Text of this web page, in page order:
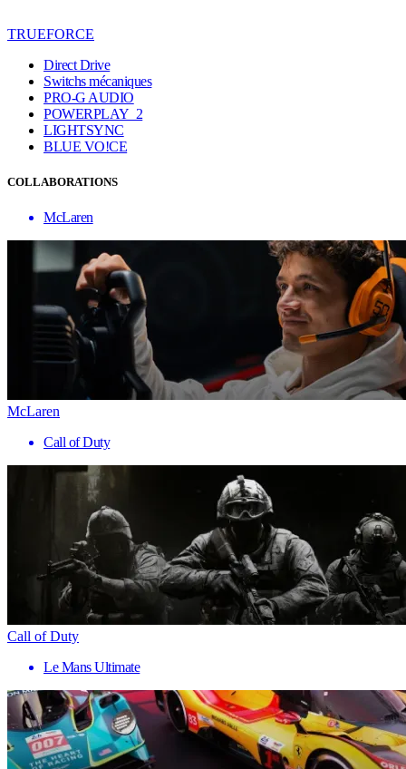
TRUEFORCE
Direct Drive
Switchs mécaniques
PRO-G AUDIO
POWERPLAY 2
LIGHTSYNC
BLUE VO!CE
COLLABORATIONS
McLaren
McLaren
Call of Duty
Call of Duty
Le Mans Ultimate